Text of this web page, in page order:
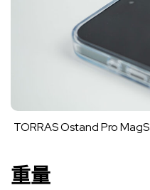
TORRAS Ostand Pro
重量